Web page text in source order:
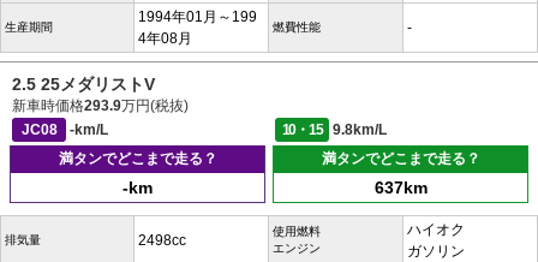
生産期間
1994年01月～199
4年08月
燃費性能 -
2.5 25メダリストV
新車時価格293.9万円(税抜)
JC08
-km/L 10・15
9.8km/L
満タンでどこまで走る？
-km
満タンでどこまで走る？
637km
排気量 2498cc
使用燃料
エンジン
ハイオク
ガソリン